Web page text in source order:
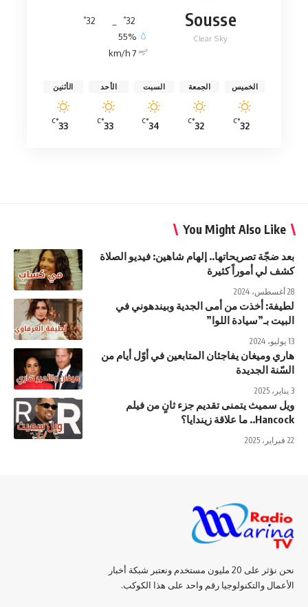
Sousse
Clear Sky
32
°
32
°
55%
7 km/h
الخميس
32
°C
الجمعة
32
°C
السبت
34
°C
الأحد
33
°C
الأثنين
33
°C
You Might Also Like
بعد ضجّة تصريحاتها.. إلهام شاهين: فيديو الصلاة
كشف لي أموراً كثيرة
28 أغسطس، 2024
لطيفة: أخذت من أمى الجدية وبيندهوني في
البيت بـ”سيادة اللوا”
13 يوليو، 2024
هاري وميغان يفاجئان المتابعين في أوّل أيام من
السّنة الجديدة
3 يناير، 2025
ويل سميث يتمنى تقديم جزء ثانٍ من فيلم
Hancock.. ما علاقة زيندايا؟
22 فبراير، 2025
نحن نؤثر على 20 مليون مستخدم ونعتبر شبكة أخبار
الأعمال والتكنولوجيا رقم واحد على هذا الكوكب.